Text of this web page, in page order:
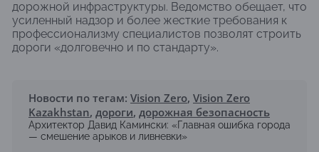
дорожной инфраструктуры. Ведомство обещает, что
усиленный надзор и более жесткие требования к
профессионализму специалистов позволят строить
дороги «долговечно и по стандарту».
Новости по тегам: Vision Zero, Vision Zero
Kazakhstan, дороги, дорожная безопасность
Архитектор Давид Камински: «Главная ошибка города
— смешение арыков и ливневки»